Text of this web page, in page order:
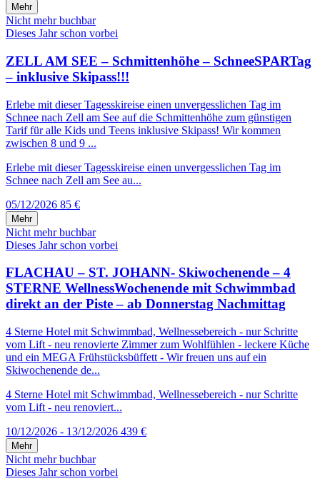
Mehr
Nicht mehr buchbar
Dieses Jahr schon vorbei
ZELL AM SEE – Schmittenhöhe – SchneeSPARTag
– inklusive Skipass!!!
Erlebe mit dieser Tagesskireise einen unvergesslichen Tag im
Schnee nach Zell am See auf die Schmittenhöhe zum günstigen
Tarif für alle Kids und Teens inklusive Skipass! Wir kommen
zwischen 8 und 9 ...
Erlebe mit dieser Tagesskireise einen unvergesslichen Tag im
Schnee nach Zell am See au...
05/12/2026 85 €
Mehr
Nicht mehr buchbar
Dieses Jahr schon vorbei
FLACHAU – ST. JOHANN- Skiwochenende – 4
STERNE WellnessWochenende mit Schwimmbad
direkt an der Piste – ab Donnerstag Nachmittag
4 Sterne Hotel mit Schwimmbad, Wellnessebereich - nur Schritte
vom Lift - neu renovierte Zimmer zum Wohlfühlen - leckere Küche
und ein MEGA Frühstücksbüffett - Wir freuen uns auf ein
Skiwochenende de...
4 Sterne Hotel mit Schwimmbad, Wellnessebereich - nur Schritte
vom Lift - neu renoviert...
10/12/2026 - 13/12/2026 439 €
Mehr
Nicht mehr buchbar
Dieses Jahr schon vorbei